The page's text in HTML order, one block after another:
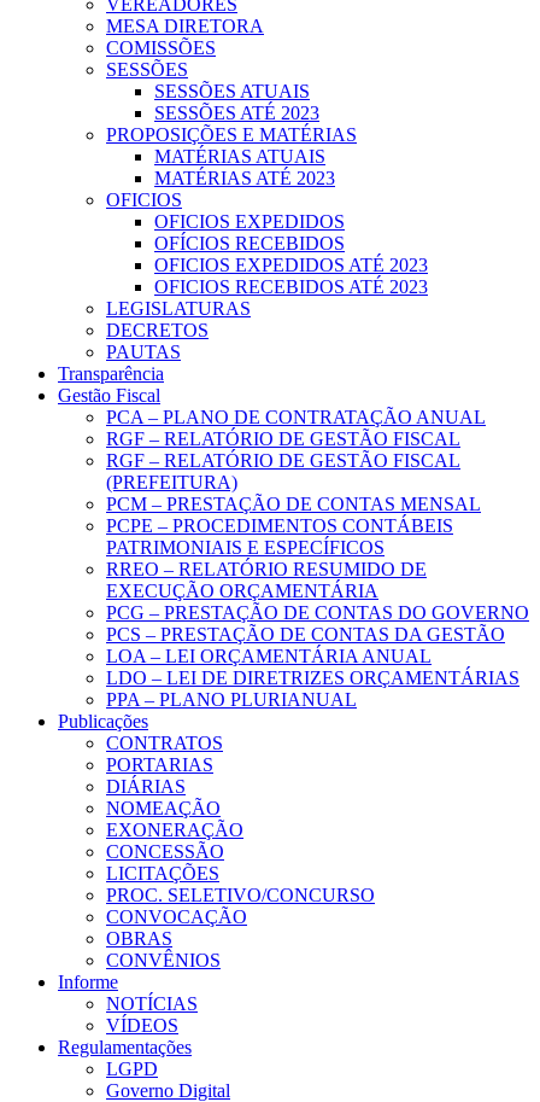
VEREADORES
MESA DIRETORA
COMISSÕES
SESSÕES
SESSÕES ATUAIS
SESSÕES ATÉ 2023
PROPOSIÇÕES E MATÉRIAS
MATÉRIAS ATUAIS
MATÉRIAS ATÉ 2023
OFICIOS
OFICIOS EXPEDIDOS
OFÍCIOS RECEBIDOS
OFICIOS EXPEDIDOS ATÉ 2023
OFICIOS RECEBIDOS ATÉ 2023
LEGISLATURAS
DECRETOS
PAUTAS
Transparência
Gestão Fiscal
PCA – PLANO DE CONTRATAÇÃO ANUAL
RGF – RELATÓRIO DE GESTÃO FISCAL
RGF – RELATÓRIO DE GESTÃO FISCAL
(PREFEITURA)
PCM – PRESTAÇÃO DE CONTAS MENSAL
PCPE – PROCEDIMENTOS CONTÁBEIS
PATRIMONIAIS E ESPECÍFICOS
RREO – RELATÓRIO RESUMIDO DE
EXECUÇÃO ORÇAMENTÁRIA
PCG – PRESTAÇÃO DE CONTAS DO GOVERNO
PCS – PRESTAÇÃO DE CONTAS DA GESTÃO
LOA – LEI ORÇAMENTÁRIA ANUAL
LDO – LEI DE DIRETRIZES ORÇAMENTÁRIAS
PPA – PLANO PLURIANUAL
Publicações
CONTRATOS
PORTARIAS
DIÁRIAS
NOMEAÇÃO
EXONERAÇÃO
CONCESSÃO
LICITAÇÕES
PROC. SELETIVO/CONCURSO
CONVOCAÇÃO
OBRAS
CONVÊNIOS
Informe
NOTÍCIAS
VÍDEOS
Regulamentações
LGPD
Governo Digital